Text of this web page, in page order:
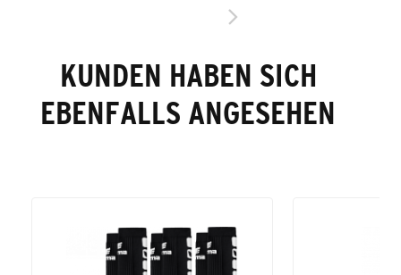
KUNDEN HABEN SICH
EBENFALLS ANGESEHEN